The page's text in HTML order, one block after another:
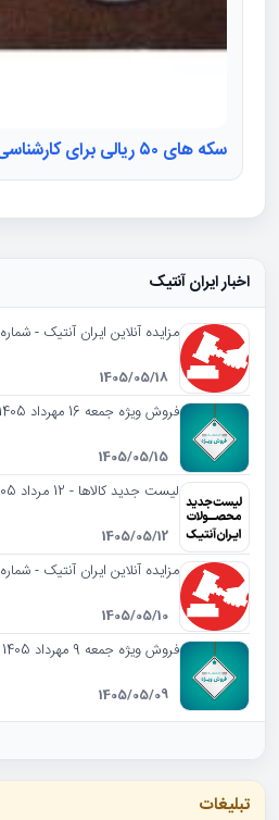
سکه های ۵۰ ریالی برای کارشناسی ، تعداد ۲ عدد
اخبار ایران آنتیک
مزایده آنلاین ایران آنتیک - شماره 197
1405/05/18
فروش ویژه جمعه 16 مهرداد 1405 ایران آنتیک + هدیه ویژه
1405/05/15
لیست جدید کالاها - 12 مرداد 1405
1405/05/12
مزایده آنلاین ایران آنتیک - شماره 196
1405/05/10
فروش ویژه جمعه 9 مهرداد 1405
1405/05/09
تبلیغات